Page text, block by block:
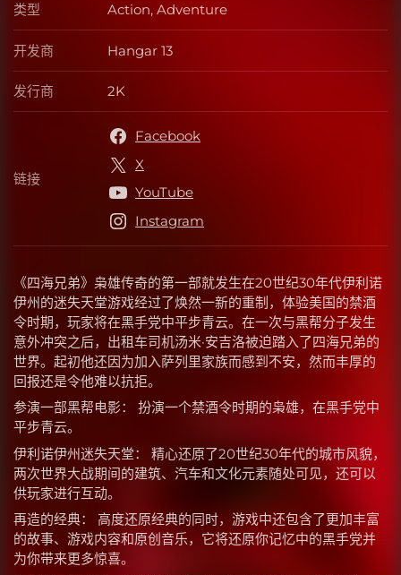
《四海兄弟》枭雄传奇的第一部就发生在20世纪30年代伊利诺
伊州的迷失天堂游戏经过了焕然一新的重制，体验美国的禁酒
令时期，玩家将在黑手党中平步青云。在一次与黑帮分子发生
意外冲突之后，出租车司机汤米·安吉洛被迫踏入了四海兄弟的
世界。起初他还因为加入萨列里家族而感到不安，然而丰厚的
回报还是令他难以抗拒。
参演一部黑帮电影： 扮演一个禁酒令时期的枭雄，在黑手党中
平步青云。
伊利诺伊州迷失天堂： 精心还原了20世纪30年代的城市风貌，
两次世界大战期间的建筑、汽车和文化元素随处可见，还可以
供玩家进行互动。
再造的经典： 高度还原经典的同时，游戏中还包含了更加丰富
的故事、游戏内容和原创音乐，它将还原你记忆中的黑手党并
为你带来更多惊喜。
类型 类型
Action, Adventure
开发商 开发商
Hangar 13
发行商 发行商
2K
链接 链接
Facebook
X
YouTube
Instagram